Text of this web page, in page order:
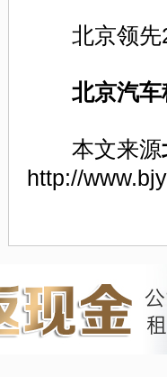
北京领先
北京汽
本文来源
http://